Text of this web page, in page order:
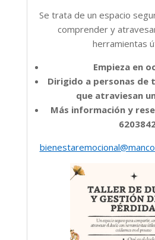
Se trata de un espacio
comprender y
herramientas
Empieza en
Dirigido a personas de
que atraviesan
Más información y